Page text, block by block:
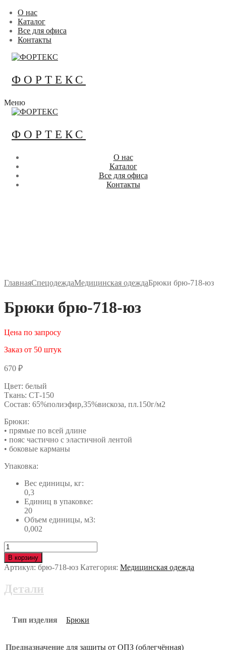
Перейти
содержимому
Меню
Закрыть
О нас
Каталог
Все для офиса
Контакты
ФОРТЕКС
Меню
ФОРТЕКС
О нас
Каталог
Все для офиса
Контакты
ГлавнаяСпецодеждаМедицинская одеждаБрюки брю-718-юз
Брюки брю-718-юз
Цена по запросу
Заказ от 50 штук
670 ₽
Цвет: белый
Ткань: СТ-150
Состав: 65%полиэфир,35%вискоза, пл.150г/м2
Брюки:
• прямые по всей длине
• пояс частично с эластичной лентой
• боковые карманы
Упаковка:
Вес единицы, кг:
0,3
Единиц в упаковке:
20
Объем единицы, м3:
0,002
Количество
Брюки
брю-718-
юз
В корзину
Артикул: брю-718-юз Категория: Медицинская одежда
Детали
Тип изделия Брюки
Предназначение для защиты от ОПЗ (облегчённая)